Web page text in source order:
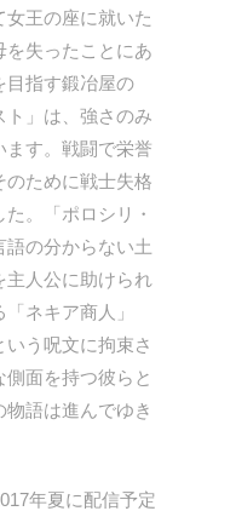
王の座に就いた
失ったことにあ
目指す鍛冶屋の
ト」は、強さのみ
ます。戦闘で栄誉
のために戦士失格
。「ポロシリ・
の分からない土
主人公に助けられ
ネキア商人」
う呪文に拘束さ
面を持つ彼らと
語は進んでゆき
年夏に配信予定